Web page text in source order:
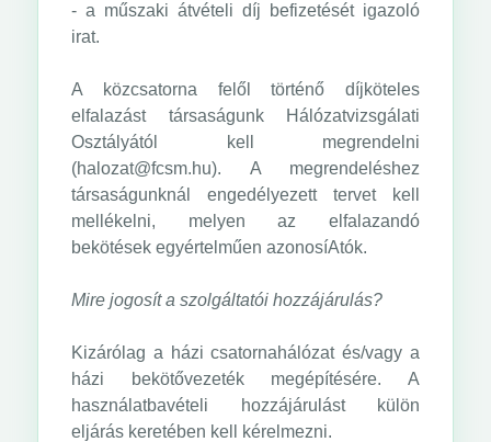
- a műszaki átvételi díj befizetését igazoló
irat.
A közcsatorna felől történő díjköteles
elfalazást társaságunk Hálózatvizsgálati
Osztályától kell megrendelni
(halozat@fcsm.hu). A megrendeléshez
társaságunknál engedélyezett tervet kell
mellékelni, melyen az elfalazandó
bekötések egyértelműen azonosíAtók.
Mire jogosít a szolgáltatói hozzájárulás?
Kizárólag a házi csatornahálózat és/vagy a
házi bekötővezeték megépítésére. A
használatbavételi hozzájárulást külön
eljárás keretében kell kérelmezni.